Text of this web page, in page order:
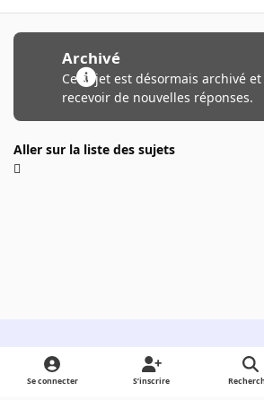
Archivé
Ce sujet est désormais archivé
recevoir de nouvelles réponses.
Aller sur la liste des sujets
Light ModeDark ModeSystem Preference
Se connecter S’inscrire